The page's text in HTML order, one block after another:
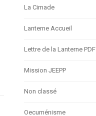
La Cimade
Lanterne Accueil
Lettre de la Lanterne PDF
Mission JEEPP
Non classé
Oecuménisme